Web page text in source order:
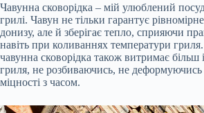
Чавунна сковорідка – мій улюблений
грилі. Чавун не тільки гарантує
донизу, але й зберігає тепло, сприяючи
навіть при коливаннях температури
чавунна сковорідка також витримає більш
гриля, не розбиваючись, не деформуючись
міцності з часом.